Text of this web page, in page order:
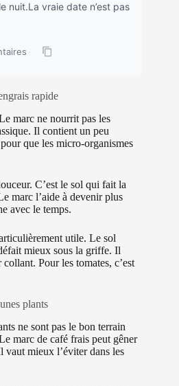
nuit.La vraie date n’est pas
·
rapide
marc ne nourrit pas les
Il contient un peu
que les micro-organismes
C’est le sol qui fait la
marc l’aide à devenir plus
avec le temps.
utile. Le sol
mieux sous la griffe. Il
Pour les tomates, c’est
plants
ne sont pas le bon terrain
marc de café frais peut gêner
vaut mieux l’éviter dans les